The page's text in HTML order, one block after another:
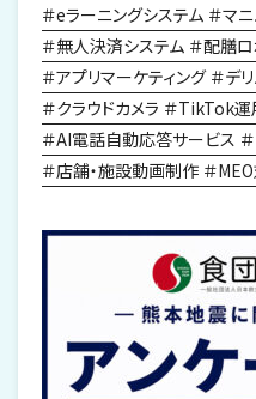
eラーニングシステム
マ
無人決済システム
配膳ロ
アプリマーケティング
デ
クラウドカメラ
TikTok運
AI電話自動応答サービス
店舗・施設動画制作